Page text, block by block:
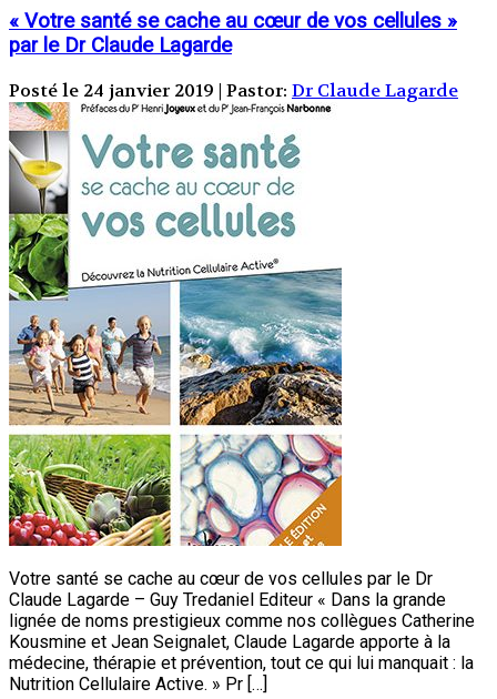
« Votre santé se cache au cœur de vos cellules »
par le Dr Claude Lagarde
Posté le 24 janvier 2019 | Pastor: Dr Claude Lagarde
Votre santé se cache au cœur de vos cellules par le Dr
Claude Lagarde – Guy Tredaniel Editeur « Dans la grande
lignée de noms prestigieux comme nos collègues Catherine
Kousmine et Jean Seignalet, Claude Lagarde apporte à la
médecine, thérapie et prévention, tout ce qui lui manquait : la
Nutrition Cellulaire Active. » Pr […]